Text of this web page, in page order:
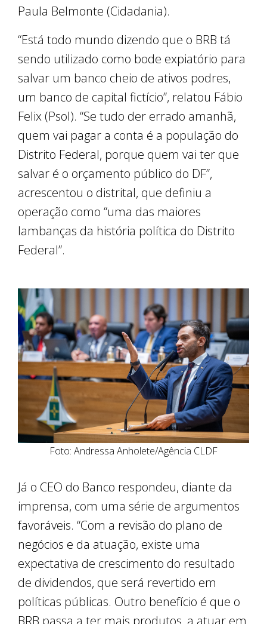
Paula Belmonte (Cidadania).
“Está todo mundo dizendo que o BRB tá
sendo utilizado como bode expiatório para
salvar um banco cheio de ativos podres,
um banco de capital fictício”, relatou Fábio
Felix (Psol). “Se tudo der errado amanhã,
quem vai pagar a conta é a população do
Distrito Federal, porque quem vai ter que
salvar é o orçamento público do DF”,
acrescentou o distrital, que definiu a
operação como “uma das maiores
lambanças da história política do Distrito
Federal”.
Foto: Andressa Anholete/Agência CLDF
Já o CEO do Banco respondeu, diante da
imprensa, com uma série de argumentos
favoráveis. “Com a revisão do plano de
negócios e da atuação, existe uma
expectativa de crescimento do resultado
de dividendos, que será revertido em
políticas públicas. Outro benefício é que o